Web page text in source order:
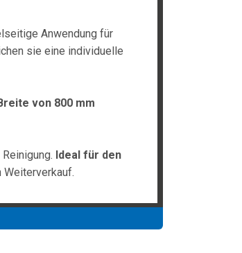
Anwendung für
sie eine individuelle
von 800 mm
Ideal für den